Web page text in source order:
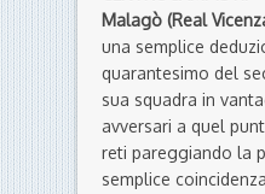
Malagò (Real
una semplice
quarantesimo del
sua squadra in
avversari a quel
reti pareggiando la
semplice